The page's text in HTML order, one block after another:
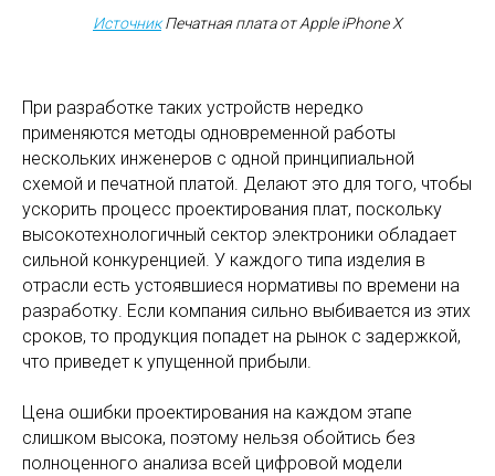
ИсточникПечатная плата от Apple iPhone X
При разработке таких устройств нередко
применяются методы одновременной работы
нескольких инженеров с одной принципиальной
схемой и печатной платой. Делают это для того, чтобы
ускорить процесс проектирования плат, поскольку
высокотехнологичный сектор электроники обладает
сильной конкуренцией. У каждого типа изделия в
отрасли есть устоявшиеся нормативы по времени на
разработку. Если компания сильно выбивается из этих
сроков, то продукция попадет на рынок с задержкой,
что приведет к упущенной прибыли.
Цена ошибки проектирования на каждом этапе
слишком высока, поэтому нельзя обойтись без
полноценного анализа всей цифровой модели